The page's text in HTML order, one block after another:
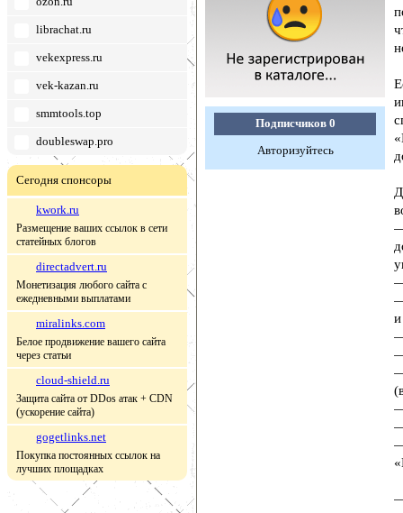
librachat.ru
vekexpress.ru
vek-kazan.ru
smmtools.top
doubleswap.pro
Сегодня спонсоры
kwork.ru
Размещение ваших ссылок в сети
статейных блогов
directadvert.ru
Монетизация любого сайта с
ежедневными выплатами
miralinks.com
Белое продвижение вашего сайта
через статьи
cloud-shield.ru
Защита сайта от DDos атак + CDN
(ускорение сайта)
gogetlinks.net
Покупка постоянных ссылок на
лучших площадках
Подписчиков 0
Авторизуйтесь